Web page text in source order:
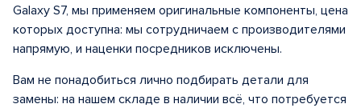
Galaxy S7, мы применяем оригинальные компоненты, цена
которых доступна: мы сотрудничаем с производителями
напрямую, и наценки посредников исключены.
Вам не понадобиться лично подбирать детали для
замены: на нашем складе в наличии всё, что потребуется